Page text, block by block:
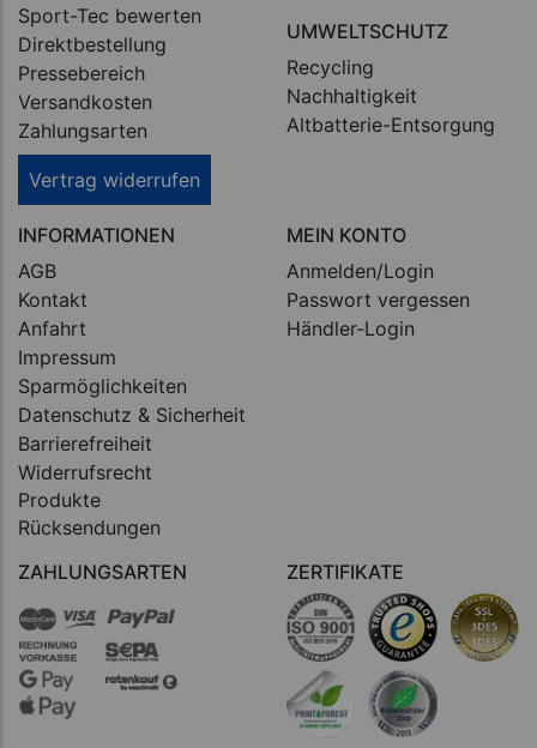
Sport-Tec bewerten
Direktbestellung
Pressebereich
Versandkosten
Zahlungsarten
Vertrag widerrufen
UMWELTSCHUTZ
Recycling
Nachhaltigkeit
Altbatterie-Entsorgung
INFORMATIONEN
AGB
Kontakt
Anfahrt
Impressum
Sparmöglichkeiten
Datenschutz & Sicherheit
Barrierefreiheit
Widerrufsrecht
Produkte
Rücksendungen
MEIN KONTO
Anmelden/Login
Passwort vergessen
Händler-Login
ZAHLUNGSARTEN ZERTIFIKATE